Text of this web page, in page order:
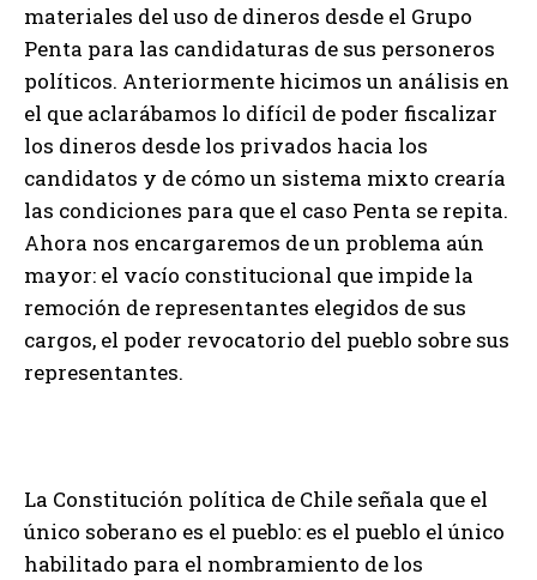
materiales del uso de dineros desde el Grupo
Penta para las candidaturas de sus personeros
políticos. Anteriormente hicimos un análisis en
el que aclarábamos lo difícil de poder fiscalizar
los dineros desde los privados hacia los
candidatos y de cómo un sistema mixto crearía
las condiciones para que el caso Penta se repita.
Ahora nos encargaremos de un problema aún
mayor: el vacío constitucional que impide la
remoción de representantes elegidos de sus
cargos, el poder revocatorio del pueblo sobre sus
representantes.
La Constitución política de Chile señala que el
único soberano es el pueblo: es el pueblo el único
habilitado para el nombramiento de los